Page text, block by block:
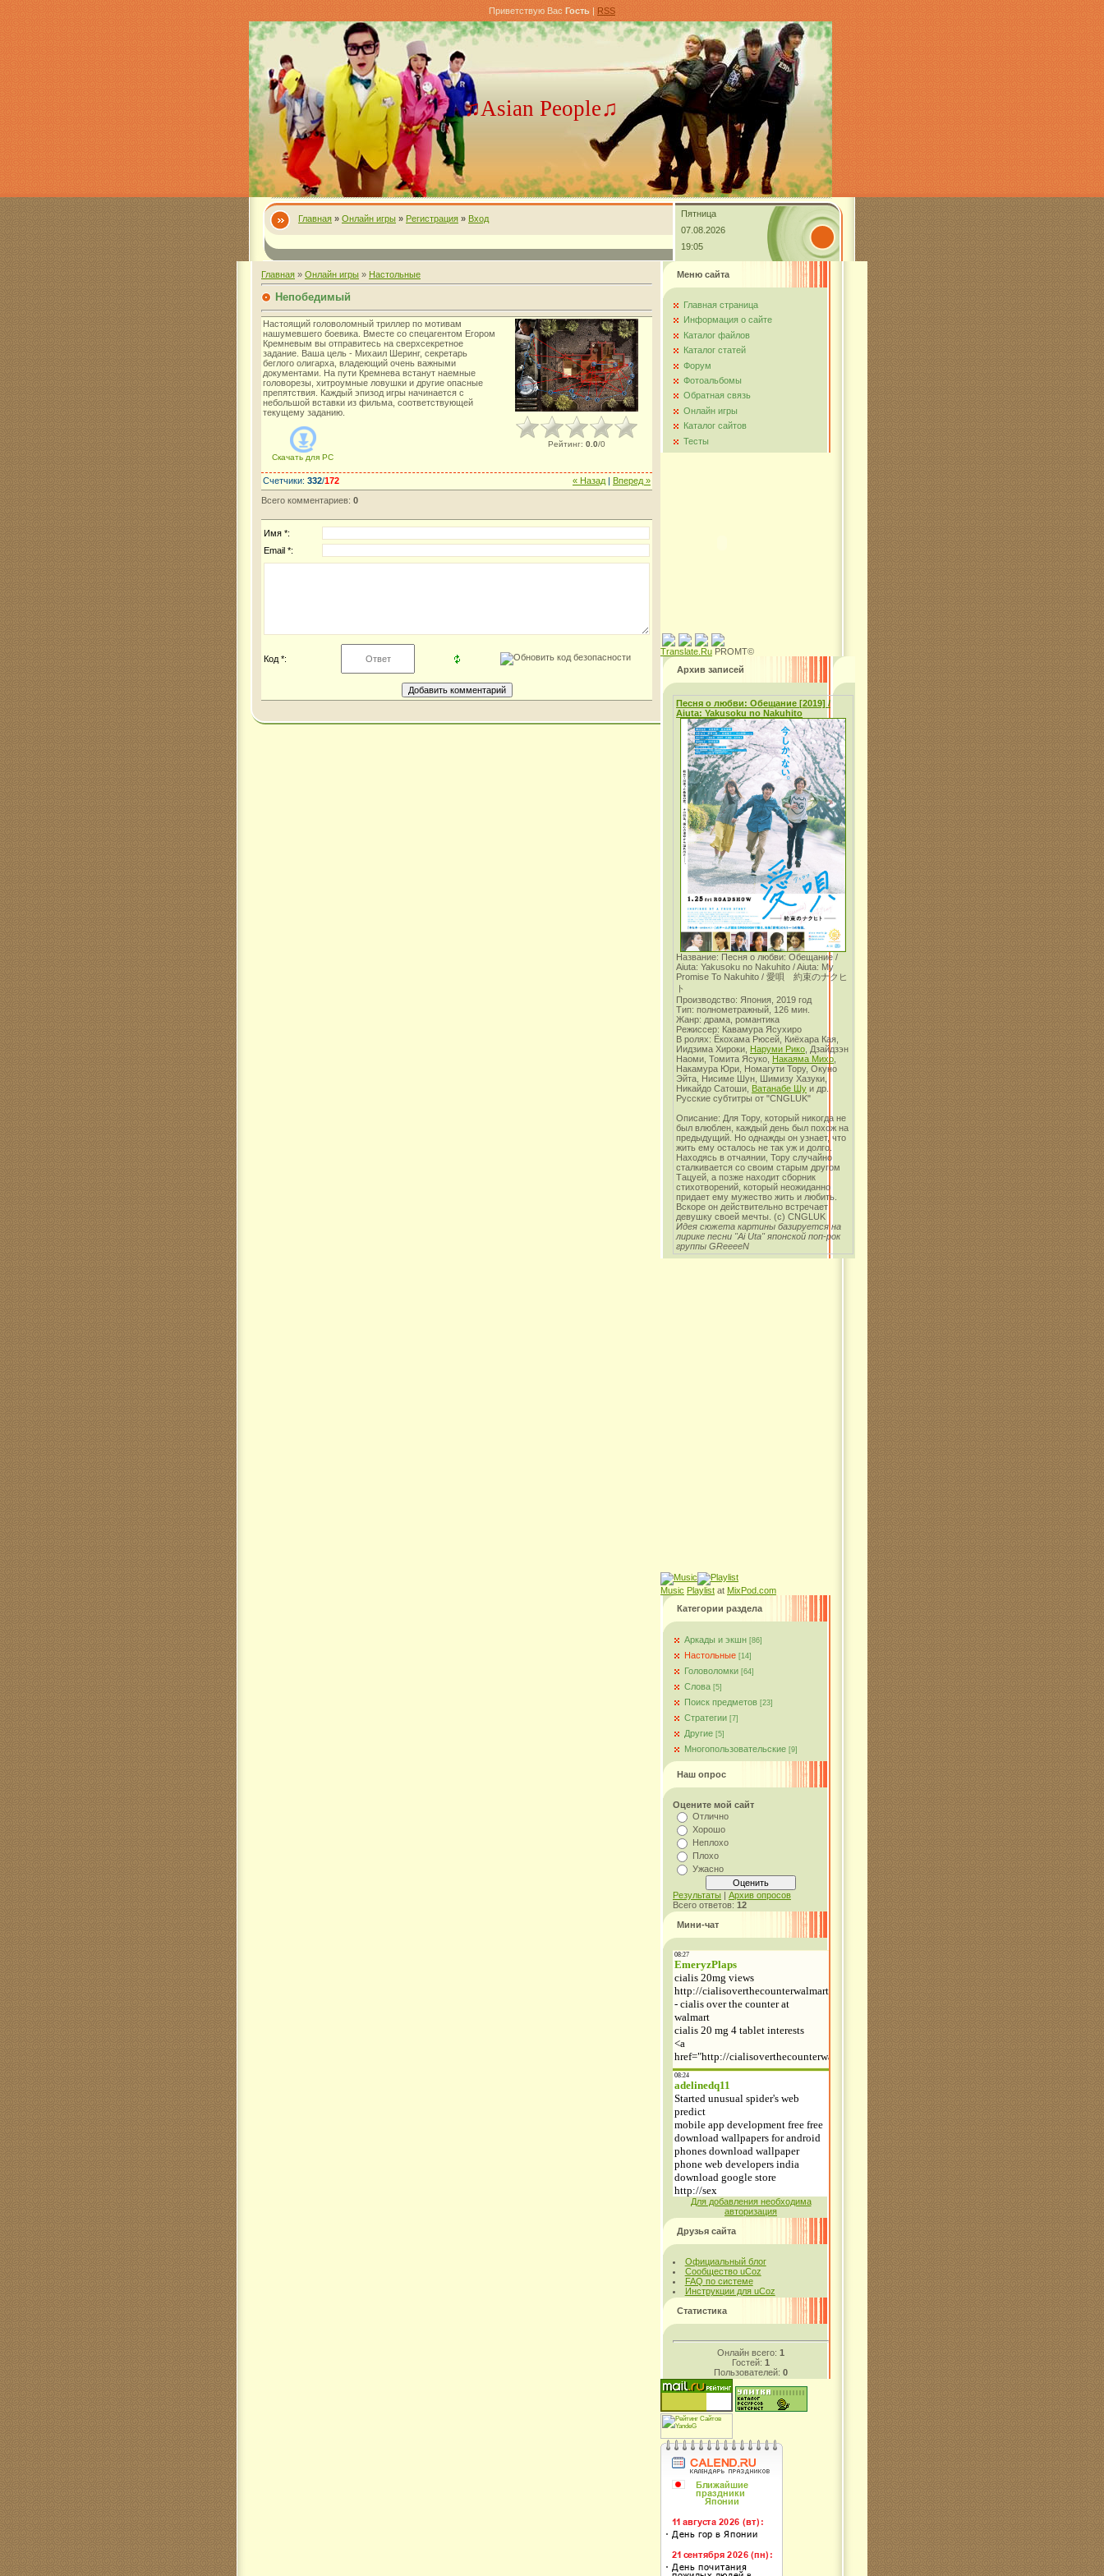
Приветствую Вас Гость | RSS
♫Asian People♫
Главная » Онлайн игры » Регистрация » Вход
Пятница
07.08.2026
19:05
Главная » Онлайн игры » Настольные
Непобедимый
Настоящий головоломный триллер по мотивам
нашумевшего боевика. Вместе со спецагентом Егором
Кремневым вы отправитесь на сверхсекретное
задание. Ваша цель - Михаил Шеринг, секретарь
беглого олигарха, владеющий очень важными
документами. На пути Кремнева встанут наемные
головорезы, хитроумные ловушки и другие опасные
препятствия. Каждый эпизод игры начинается с
небольшой вставки из фильма, соответствующей
текущему заданию.
Скачать для PC
Рейтинг: 0.0/0
« Назад Вперед »
Счетчики: 332/172
Всего комментариев: 0
Имя *:
Email *:
Код *:
Меню сайта
Главная страница
Информация о сайте
Каталог файлов
Каталог статей
Форум
Фотоальбомы
Обратная связь
Онлайн игры
Каталог сайтов
Тесты
Translate.Ru PROMT©
Архив записей
Песня о любви: Обещание [2019] /
Aiuta: Yakusoku no Nakuhito
Название: Песня о любви: Обещание /
Aiuta: Yakusoku no Nakuhito / Aiuta: My
Promise To Nakuhito / 愛唄 約束のナクヒ
ト
Производство: Япония, 2019 год
Тип: полнометражный, 126 мин.
Жанр: драма, романтика
Режиссер: Кавамура Ясухиро
В ролях: Ёкохама Рюсей, Киёхара Кая,
Иидзима Хироки, Наруми Рико, Дзайдзэн
Наоми, Томита Ясуко, Накаяма Михо,
Накамура Юри, Номагути Тору, Окуно
Эйта, Нисиме Шун, Шимизу Хазуки,
Никайдо Сатоши, Ватанабе Шу и др.
Русские субтитры от "CNGLUK"
Описание: Для Тору, который никогда не
был влюблен, каждый день был похож на
предыдущий. Но однажды он узнает, что
жить ему осталось не так уж и долго.
Находясь в отчаянии, Тору случайно
сталкивается со своим старым другом
Тацуей, а позже находит сборник
стихотворений, который неожиданно
придает ему мужество жить и любить.
Вскоре он действительно встречает
девушку своей мечты. (с) CNGLUK
Идея сюжета картины базируется на
лирике песни "Ai Uta" японской поп-рок
группы GReeeeN
Music Playlist at MixPod.com
Категории раздела
Аркады и экшн [86]
Настольные [14]
Головоломки [64]
Слова [5]
Поиск предметов [23]
Стратегии [7]
Другие [5]
Многопользовательские [9]
Наш опрос
Оцените мой сайт
Отлично
Хорошо
Неплохо
Плохо
Ужасно
Результаты | Архив опросов
Всего ответов: 12
Мини-чат
Для добавления необходима
авторизация
Друзья сайта
Официальный блог
Сообщество uCoz
FAQ по системе
Инструкции для uCoz
Статистика
Онлайн всего: 1
Гостей: 1
Пользователей: 0